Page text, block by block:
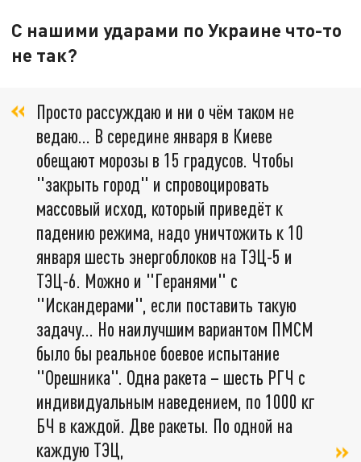
С нашими ударами по Украине что-то
не так?
Просто рассуждаю и ни о чём таком не
ведаю... В середине января в Киеве
обещают морозы в 15 градусов. Чтобы
"закрыть город" и спровоцировать
массовый исход, который приведёт к
падению режима, надо уничтожить к 10
января шесть энергоблоков на ТЭЦ-5 и
ТЭЦ-6. Можно и "Геранями" с
"Искандерами", если поставить такую
задачу... Но наилучшим вариантом ПМСМ
было бы реальное боевое испытание
"Орешника". Одна ракета – шесть РГЧ с
индивидуальным наведением, по 1000 кг
БЧ в каждой. Две ракеты. По одной на
каждую ТЭЦ,